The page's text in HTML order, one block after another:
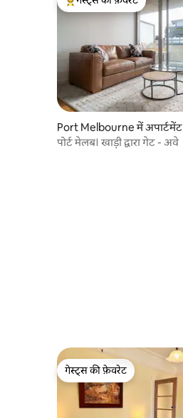
गेस्ट्स का टॉप फ़ेवरेट
Port Melbourne में अपार्टमेंट
पोर्ट मेलब। खाड़ी द्वारा गेट - अवे
गेस्ट्स की फ़ेवरेट
गेस्ट्स की फ़ेवरेट